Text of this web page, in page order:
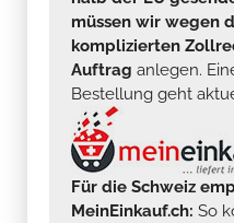
müssen wir wegen
komplizierten
Auftrag anlegen.
Bestellung geht
Für die Schweiz
MeinEinkauf.ch: So